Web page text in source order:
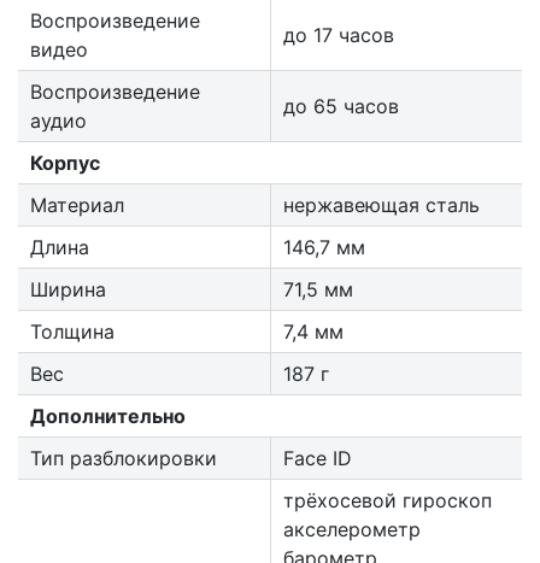
Воспроизведение
видео
до 17 часов
Воспроизведение
аудио
до 65 часов
Корпус
Материал
нержавеющая сталь
Длина
146,7 мм
Ширина
71,5 мм
Толщина
7,4 мм
Вес
187 г
Дополнительно
Тип разблокировки
Face ID
трёхосевой гироскоп
акселерометр